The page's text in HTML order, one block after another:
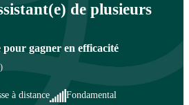
de plusieurs
gagner en efficacité
à distance Fondamental